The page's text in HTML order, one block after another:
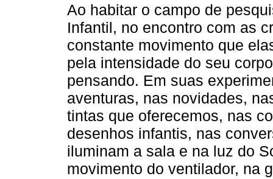
Ao habitar o campo de
Infantil, no encontro com as
constante movimento que
pela intensidade do seu
pensando. Em suas
aventuras, nas novidades,
tintas que oferecemos, nas
desenhos infantis, nas
iluminam a sala e na luz do
movimento do ventilador, na